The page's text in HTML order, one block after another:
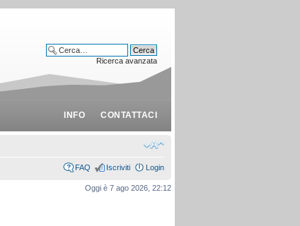
INFO CONTATTACI
Ricerca avanzata
FAQ Iscriviti Login
Oggi è 7 ago 2026, 22:12